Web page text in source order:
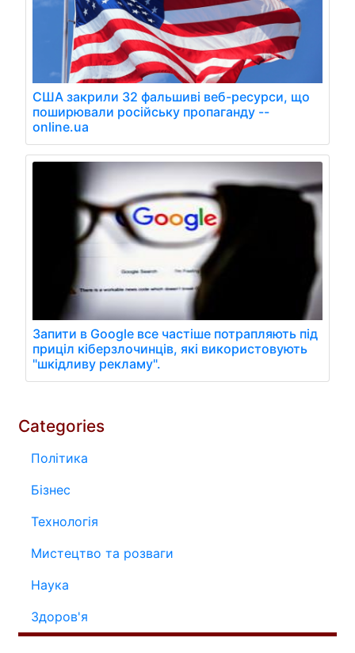
США закрили 32 фальшиві веб-ресурси, що
поширювали російську пропаганду --
online.ua
Запити в Google все частіше потрапляють під
приціл кіберзлочинців, які використовують
"шкідливу рекламу".
Categories
Політика
Бізнес
Технологія
Мистецтво та розваги
Наука
Здоров'я